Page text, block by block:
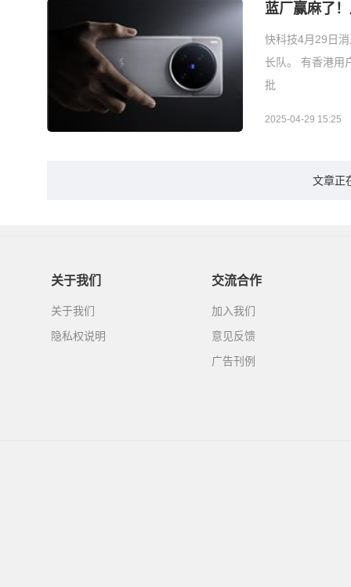
蓝厂赢麻了
快科技4月29日
长队。 有香港用
批
2025-04-29 15:25
文章正
关于我们
关于我们
隐私权说明
交流合作
加入我们
意见反馈
广告刊例